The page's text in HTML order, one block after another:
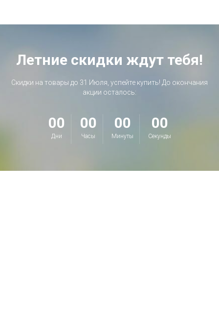
Летние скидки ждут тебя!
Скидки на товары до 31 Июля, успейте купить! До окончания
акции осталось:
00
Дни
00
Часы
00
Минуты
00
Секунды